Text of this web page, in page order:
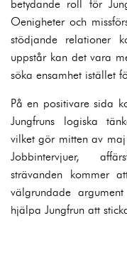
betydande roll för
Oenigheter och
stödjande relationer
uppstår kan det vara
söka ensamhet istället
På en positivare sida
Jungfruns logiska
vilket gör mitten av
Jobbintervjuer,
strävanden kommer
välgrundade
hjälpa Jungfrun att